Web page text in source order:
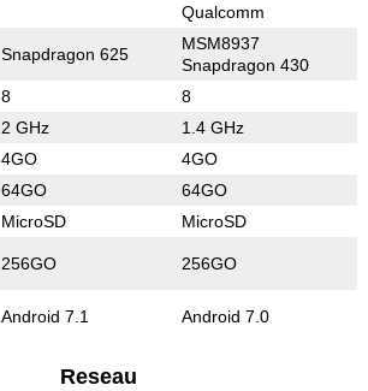
Qualcomm
Snapdragon 625
MSM8937
Snapdragon 430
8 8
2 GHz 1.4 GHz
4GO 4GO
64GO 64GO
MicroSD MicroSD
256GO 256GO
Android 7.1 Android 7.0
Reseau